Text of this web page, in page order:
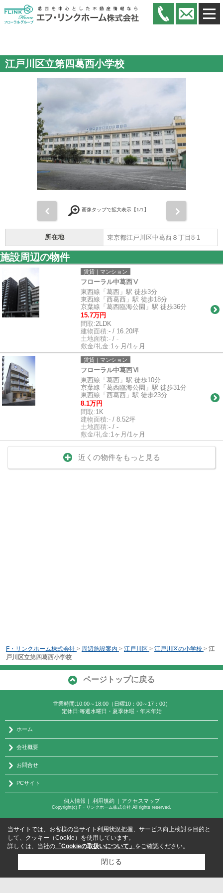
江戸川区立第四葛西小学校
画像タップで拡大表示【1/1】
所在地 東京都江戸川区中葛西８丁目8-1
施設周辺の物件
賃貸｜マンション
フローラル中葛西Ⅴ
東西線「葛西」駅 徒歩3分
東西線「西葛西」駅 徒歩18分
京葉線「葛西臨海公園」駅 徒歩36分
15.7万円
間取:2LDK
建物面積:- / 16.20坪
土地面積:- / -
敷金/礼金:1ヶ月/1ヶ月
賃貸｜マンション
フローラル中葛西Ⅵ
東西線「葛西」駅 徒歩10分
京葉線「葛西臨海公園」駅 徒歩31分
東西線「西葛西」駅 徒歩23分
8.1万円
間取:1K
建物面積:- / 8.52坪
土地面積:- / -
敷金/礼金:1ヶ月/1ヶ月
近くの物件をもっと見る
F・リンクホーム株式会社 > 周辺施設案内 > 江戸川区 > 江戸川区の小学校 > 江
戸川区立第四葛西小学校
ページトップに戻る
営業時間:10:00～18:00（日曜10：00～17：00）
定休日:毎週水曜日・夏季休暇・年末年始
ホーム
会社概要
お問合せ
PCサイト
個人情報 ｜ 利用規約｜ アクセスマップ
Copyright(c) F・リンクホーム株式会社 All rights reserved.
当サイトでは、お客様の当サイト利用状況把握、サービス向上検討を目的と
して、クッキー（Cookie）を使用しています。
詳しくは、当社の 「Cookieの取扱いについて」 をご確認ください。
閉じる